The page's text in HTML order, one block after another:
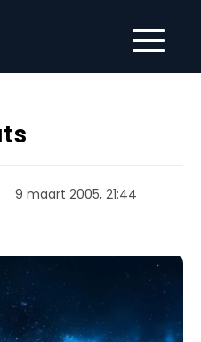
9 maart 2005, 21:44